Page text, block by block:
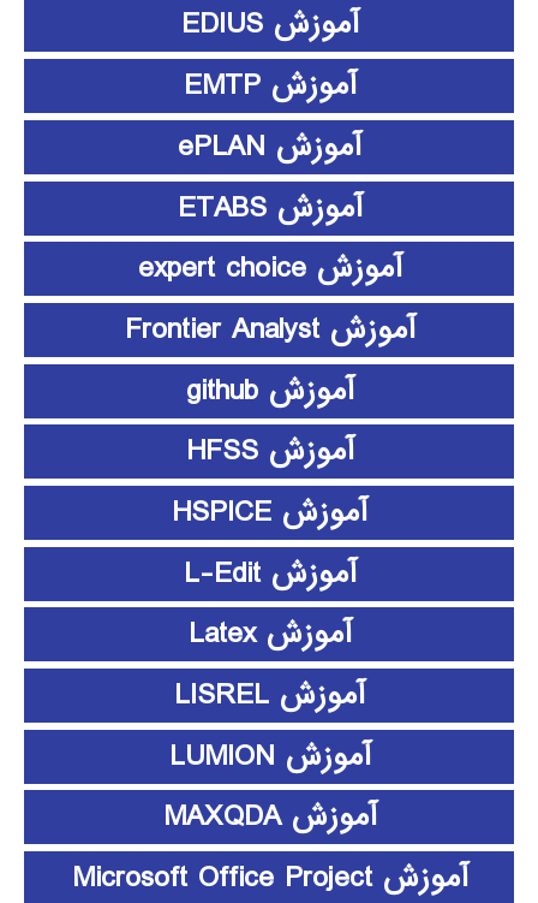
آموزش EDIUS
آموزش EMTP
آموزش ePLAN
آموزش ETABS
آموزش expert choice
آموزش Frontier Analyst
آموزش github
آموزش HFSS
آموزش HSPICE
آموزش L-Edit
آموزش Latex
آموزش LISREL
آموزش LUMION
آموزش MAXQDA
آموزش Microsoft Office Project